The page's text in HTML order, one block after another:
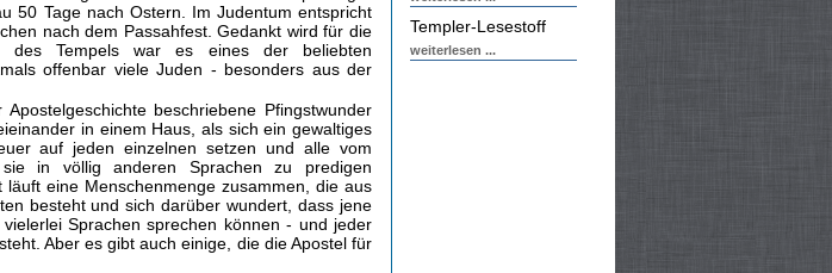
50 Tage nach Ostern. Im Judentum entspricht
nach dem Passahfest. Gedankt wird für die
Tempels war es eines der beliebten
offenbar viele Juden - besonders aus der
beschriebene Pfingstwunder
in einem Haus, als sich ein gewaltiges
auf jeden einzelnen setzen und alle vom
in völlig anderen Sprachen zu predigen
eine Menschenmenge zusammen, die aus
besteht und sich darüber wundert, dass jene
Sprachen sprechen können - und jeder
Aber es gibt auch einige, die die Apostel für
Templer-Lesestoff
weiterlesen ...